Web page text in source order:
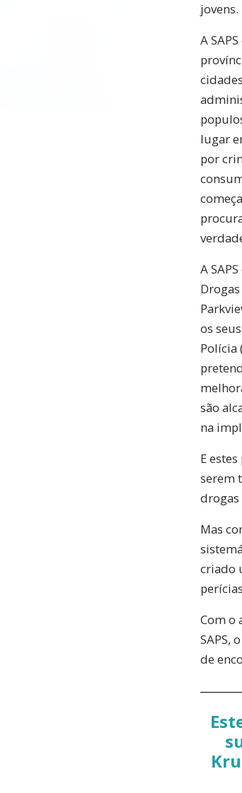
jovens.
A
lugar
por
A
os
Polícia
são
na
E
serem
drogas
Mas
criado
Com o
SAPS,
de